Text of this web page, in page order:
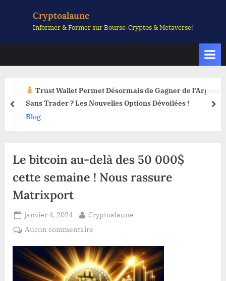
Cryptoalaune
Informer & Former sur Bourse-Cryptos & Metaverse!
Trust Wallet Permet Désormais de Gagner de l’Argent
Sans Trader ? Les Nouvelles Options Dévoilées !
Blog
prev
Le bitcoin au-delà des 50 000$
cette semaine ! Nous rassure
Matrixport
Posted
on
janvier 4, 2024 By
Cryptoalaune
Aucun commentaire
bitcoin
au-
delà